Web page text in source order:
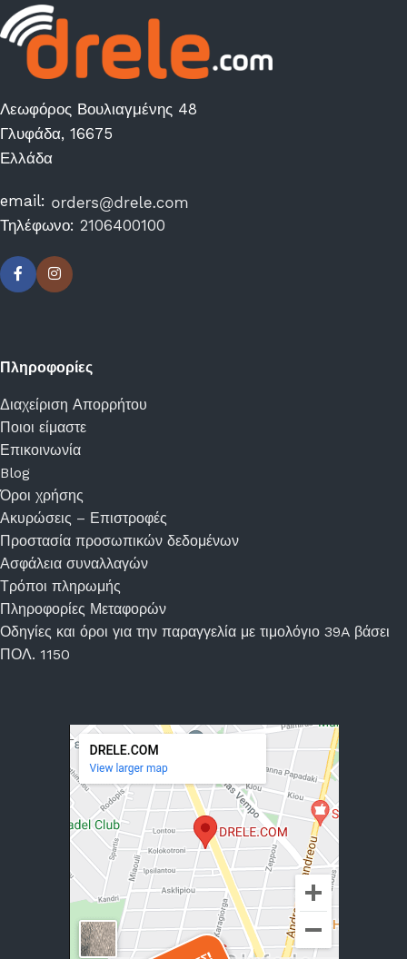
Λεωφόρος Βουλιαγμένης 48
Γλυφάδα, 16675
Ελλάδα
email:
Τηλέφωνο: 2106400100
Πληροφορίες
Διαχείριση Απορρήτου
Ποιοι είμαστε
Επικοινωνία
Blog
Όροι χρήσης
Ακυρώσεις – Επιστροφές
Προστασία προσωπικών δεδομένων
Ασφάλεια συναλλαγών
Τρόποι πληρωμής
Πληροφορίες Μεταφορών
Οδηγίες και όροι για την παραγγελία με τιμολόγιο 39A βάσει
ΠΟΛ. 1150